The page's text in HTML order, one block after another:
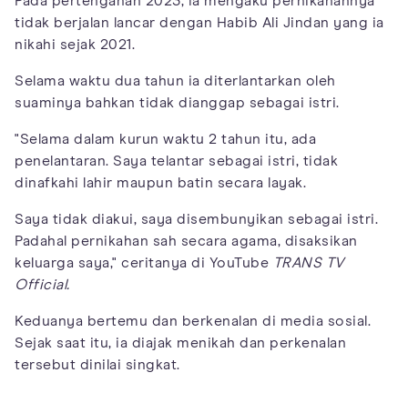
tidak berjalan lancar dengan Habib Ali Jindan yang ia
nikahi sejak 2021.
Selama waktu dua tahun ia diterlantarkan oleh
suaminya bahkan tidak dianggap sebagai istri.
"Selama dalam kurun waktu 2 tahun itu, ada
penelantaran. Saya telantar sebagai istri, tidak
dinafkahi lahir maupun batin secara layak.
Saya tidak diakui, saya disembunyikan sebagai istri.
Padahal pernikahan sah secara agama, disaksikan
keluarga saya," ceritanya di YouTube TRANS TV
Official.
Keduanya bertemu dan berkenalan di media sosial.
Sejak saat itu, ia diajak menikah dan perkenalan
tersebut dinilai singkat.